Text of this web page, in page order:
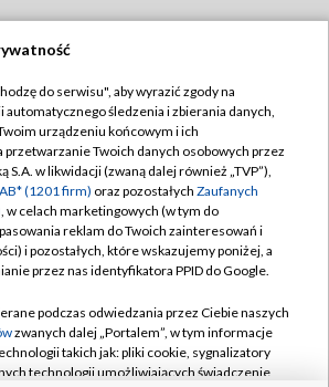
TVP
TVP
Cyfrowa
Regulamin TVP
Polityka prywatności
Moje zgody
Pomoc
Kontakt
do serwisu", aby wyrazić zgody na
śledzenia i zbierania danych,
urządzeniu końcowym i ich
Twoich danych osobowych przez
S.A. w likwidacji (zwaną dalej również „TVP”),
(1201 firm) oraz pozostałych Zaufanych
, w celach marketingowych (w tym do
reklam do Twoich zainteresowań i
i pozostałych, które wskazujemy poniżej, a
przez nas identyfikatora PPID do Google.
podczas odwiedzania przez Ciebie naszych
zwanych dalej „Portalem”, w tym informacje
takich jak: pliki cookie, sygnalizatory
technologii umożliwiających świadczenie